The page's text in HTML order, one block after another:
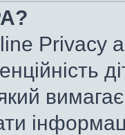
Privacy
вимагає